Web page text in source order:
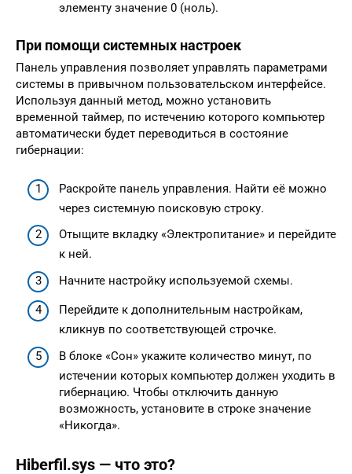
элементу значение 0 (ноль).
При помощи системных настроек
Панель управления позволяет управлять параметрами
системы в привычном пользовательском интерфейсе.
Используя данный метод, можно установить
временной таймер, по истечению которого компьютер
автоматически будет переводиться в состояние
гибернации:
Раскройте панель управления. Найти её можно
через системную поисковую строку.
Отыщите вкладку «Электропитание» и перейдите
к ней.
Начните настройку используемой схемы.
Перейдите к дополнительным настройкам,
кликнув по соответствующей строчке.
В блоке «Сон» укажите количество минут, по
истечении которых компьютер должен уходить в
гибернацию. Чтобы отключить данную
возможность, установите в строке значение
«Никогда».
Hiberfil.sys — что это?